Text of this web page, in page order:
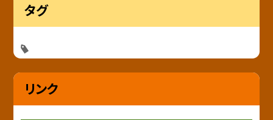
タグ
リンク